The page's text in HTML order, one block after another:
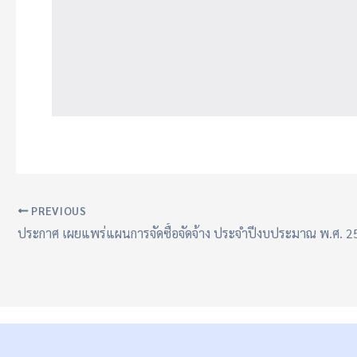
PREVIOUS
ประกาศ เผยแพร่แผนการจัดซื้อจัดจ้าง ประจำปีงบประมาณ พ.ศ.